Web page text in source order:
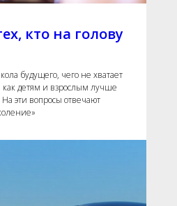
кто на голову
будущего, чего не хватает
детям и взрослым лучше
На эти вопросы отвечают